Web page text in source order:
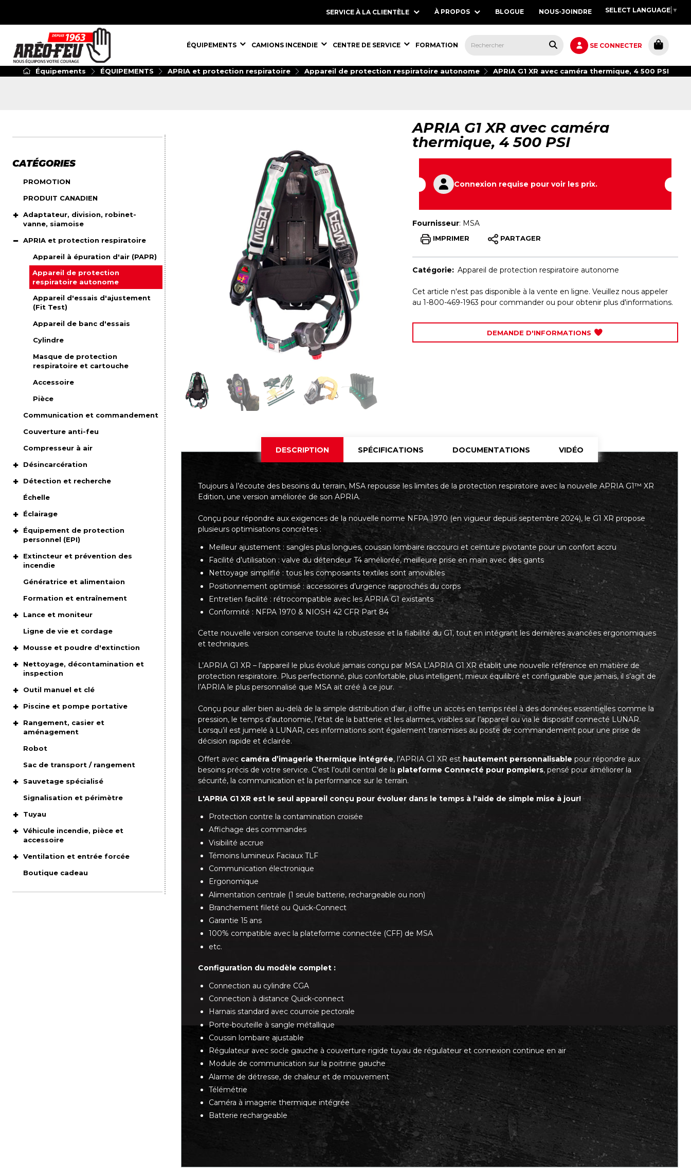
SERVICE À LA CLIENTÈLE À PROPOS BLOGUE NOUS-JOINDRE SELECT LANGUAGE ▼
SE CONNECTER
ÉQUIPEMENTS,
ÉQUIPEMENTS ÉQUIPEMENTS,
CAMIONS INCENDIE ÉQUIPEMENTS,
CENTRE DE SERVICE ÉQUIPEMENTS,
FORMATION
Équipements ÉQUIPEMENTS APRIA et protection respiratoire Appareil de protection respiratoire autonome APRIA G1 XR avec caméra thermique, 4 500 PSI
CATÉGORIES
PROMOTION
PRODUIT CANADIEN
Adaptateur, division, robinet-
vanne, siamoise
APRIA et protection respiratoire
Appareil à épuration d'air (PAPR)
Appareil de protection
respiratoire autonome
Appareil d'essais d'ajustement
(Fit Test)
Appareil de banc d'essais
Cylindre
Masque de protection
respiratoire et cartouche
Accessoire
Pièce
Communication et commandement
Couverture anti-feu
Compresseur à air
Désincarcération
Détection et recherche
Échelle
Éclairage
Équipement de protection
personnel (EPI)
Extincteur et prévention des
incendie
Génératrice et alimentaion
Formation et entraînement
Lance et moniteur
Ligne de vie et cordage
Mousse et poudre d'extinction
Nettoyage, décontamination et
inspection
Outil manuel et clé
Piscine et pompe portative
Rangement, casier et
aménagement
Robot
Sac de transport / rangement
Sauvetage spécialisé
Signalisation et périmètre
Tuyau
Véhicule incendie, pièce et
accessoire
Ventilation et entrée forcée
Boutique cadeau
APRIA G1 XR avec caméra
thermique, 4 500 PSI
Connexion requise pour voir les prix.
Fournisseur: MSA
IMPRIMER PARTAGER
Catégorie:Appareil de protection respiratoire autonome
Cet article n'est pas disponible à la vente en ligne. Veuillez nous appeler
au 1-800-469-1963 pour commander ou pour obtenir plus d'informations.
DEMANDE D'INFORMATIONS
DESCRIPTION SPÉCIFICATIONS DOCUMENTATIONS VIDÉO
Toujours à l’écoute des besoins du terrain, MSA repousse les limites de la protection respiratoire avec la nouvelle APRIA G1™ XR
Edition, une version améliorée de son APRIA.
Conçu pour répondre aux exigences de la nouvelle norme NFPA 1970 (en vigueur depuis septembre 2024), le G1 XR propose
plusieurs optimisations concrètes :
Meilleur ajustement : sangles plus longues, coussin lombaire raccourci et ceinture pivotante pour un confort accru
Facilité d’utilisation : valve du détendeur T4 améliorée, meilleure prise en main avec des gants
Nettoyage simplifié : tous les composants textiles sont amovibles
Positionnement optimisé : accessoires d’urgence rapprochés du corps
Entretien facilité : rétrocompatible avec les APRIA G1 existants
Conformité : NFPA 1970 & NIOSH 42 CFR Part 84
Cette nouvelle version conserve toute la robustesse et la fiabilité du G1, tout en intégrant les dernières avancées ergonomiques
et techniques.
L’APRIA G1 XR – l’appareil le plus évolué jamais conçu par MSA L’APRIA G1 XR établit une nouvelle référence en matière de
protection respiratoire. Plus perfectionné, plus confortable, plus intelligent, mieux équilibré et configurable que jamais, il s’agit de
l’APRIA le plus personnalisé que MSA ait créé à ce jour.
Conçu pour aller bien au-delà de la simple distribution d’air, il offre un accès en temps réel à des données essentielles comme la
pression, le temps d’autonomie, l’état de la batterie et les alarmes, visibles sur l’appareil ou via le dispositif connecté LUNAR.
Lorsqu’il est jumelé à LUNAR, ces informations sont également transmises au poste de commandement pour une prise de
décision rapide et éclairée.
Offert avec caméra d’imagerie thermique intégrée, l’APRIA G1 XR est hautement personnalisable pour répondre aux
besoins précis de votre service. C’est l’outil central de la plateforme Connecté pour pompiers, pensé pour améliorer la
sécurité, la communication et la performance sur le terrain.
L'APRIA G1 XR est le seul appareil conçu pour évoluer dans le temps à l'aide de simple mise à jour!
Protection contre la contamination croisée
Affichage des commandes
Visibilité accrue
Témoins lumineux Faciaux TLF
Communication électronique
Ergonomique
Alimentation centrale (1 seule batterie, rechargeable ou non)
Branchement fileté ou Quick-Connect
Garantie 15 ans
100% compatible avec la plateforme connectée (CFF) de MSA
etc.
Configuration du modèle complet :
Connection au cylindre CGA
Connection à distance Quick-connect
Harnais standard avec courroie pectorale
Porte-bouteille à sangle métallique
Coussin lombaire ajustable
Régulateur avec socle gauche à couverture rigide tuyau de régulateur et connexion continue en air
Module de communication sur la poitrine gauche
Alarme de détresse, de chaleur et de mouvement
Télémétrie
Caméra à imagerie thermique intégrée
Batterie rechargeable